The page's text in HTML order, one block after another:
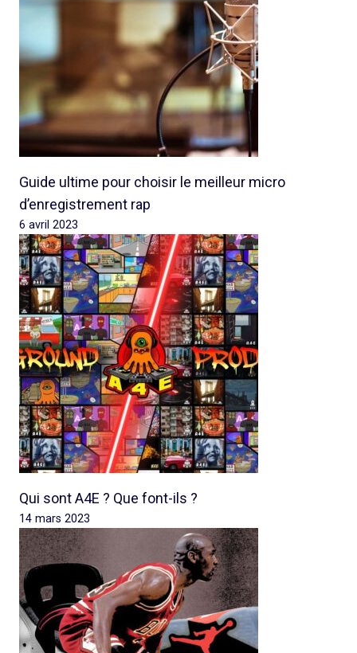
Guide ultime pour choisir le meilleur micro
d’enregistrement rap
6 avril 2023
Qui sont A4E ? Que font-ils ?
14 mars 2023